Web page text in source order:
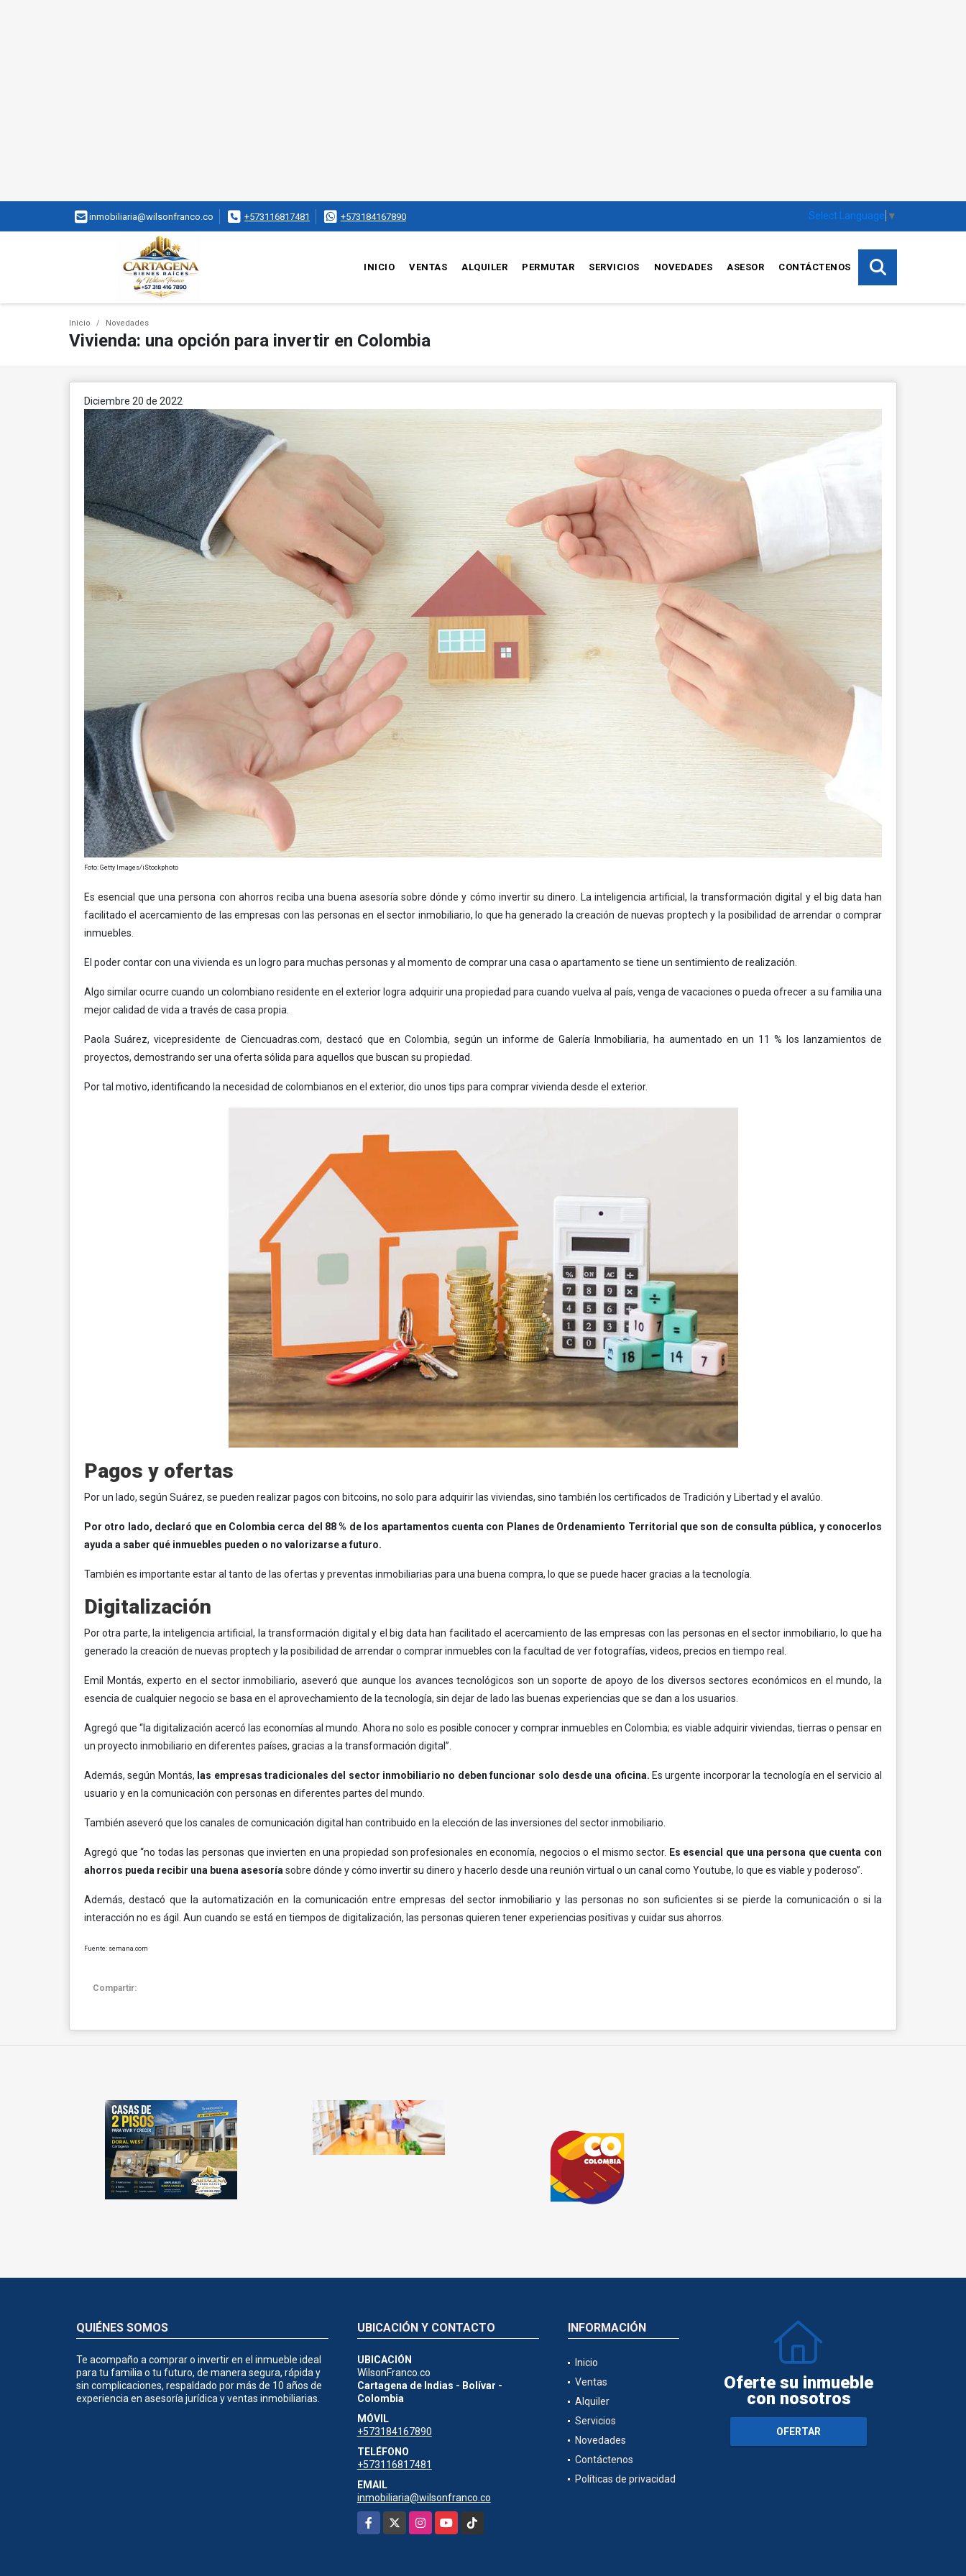
inmobiliaria@wilsonfranco.co +573116817481 +573184167890 Select Language ▼
INICIO VENTAS ALQUILER PERMUTAR SERVICIOS NOVEDADES ASESOR CONTÁCTENOS
Inicio Novedades
Vivienda: una opción para invertir en Colombia
Diciembre 20 de 2022
Foto: Getty Images/iStockphoto
Es esencial que una persona con ahorros reciba una buena asesoría sobre dónde y cómo invertir su dinero. La inteligencia artificial, la transformación digital y el big data han
facilitado el acercamiento de las empresas con las personas en el sector inmobiliario, lo que ha generado la creación de nuevas proptech y la posibilidad de arrendar o comprar
inmuebles.
El poder contar con una vivienda es un logro para muchas personas y al momento de comprar una casa o apartamento se tiene un sentimiento de realización.
Algo similar ocurre cuando un colombiano residente en el exterior logra adquirir una propiedad para cuando vuelva al país, venga de vacaciones o pueda ofrecer a su familia una
mejor calidad de vida a través de casa propia.
Paola Suárez, vicepresidente de Ciencuadras.com, destacó que en Colombia, según un informe de Galería Inmobiliaria, ha aumentado en un 11 % los lanzamientos de
proyectos, demostrando ser una oferta sólida para aquellos que buscan su propiedad.
Por tal motivo, identificando la necesidad de colombianos en el exterior, dio unos tips para comprar vivienda desde el exterior.
Pagos y ofertas
Por un lado, según Suárez, se pueden realizar pagos con bitcoins, no solo para adquirir las viviendas, sino también los certificados de Tradición y Libertad y el avalúo.
Por otro lado, declaró que en Colombia cerca del 88 % de los apartamentos cuenta con Planes de Ordenamiento Territorial que son de consulta pública, y conocerlos
ayuda a saber qué inmuebles pueden o no valorizarse a futuro.
También es importante estar al tanto de las ofertas y preventas inmobiliarias para una buena compra, lo que se puede hacer gracias a la tecnología.
Digitalización
Por otra parte, la inteligencia artificial, la transformación digital y el big data han facilitado el acercamiento de las empresas con las personas en el sector inmobiliario, lo que ha
generado la creación de nuevas proptech y la posibilidad de arrendar o comprar inmuebles con la facultad de ver fotografías, videos, precios en tiempo real.
Emil Montás, experto en el sector inmobiliario, aseveró que aunque los avances tecnológicos son un soporte de apoyo de los diversos sectores económicos en el mundo, la
esencia de cualquier negocio se basa en el aprovechamiento de la tecnología, sin dejar de lado las buenas experiencias que se dan a los usuarios.
Agregó que “la digitalización acercó las economías al mundo. Ahora no solo es posible conocer y comprar inmuebles en Colombia; es viable adquirir viviendas, tierras o pensar en
un proyecto inmobiliario en diferentes países, gracias a la transformación digital”.
Además, según Montás, las empresas tradicionales del sector inmobiliario no deben funcionar solo desde una oficina. Es urgente incorporar la tecnología en el servicio al
usuario y en la comunicación con personas en diferentes partes del mundo.
También aseveró que los canales de comunicación digital han contribuido en la elección de las inversiones del sector inmobiliario.
Agregó que “no todas las personas que invierten en una propiedad son profesionales en economía, negocios o el mismo sector. Es esencial que una persona que cuenta con
ahorros pueda recibir una buena asesoríasobre dónde y cómo invertir su dinero y hacerlo desde una reunión virtual o un canal como Youtube, lo que es viable y poderoso”.
Además, destacó que la automatización en la comunicación entre empresas del sector inmobiliario y las personas no son suficientes si se pierde la comunicación o si la
interacción no es ágil. Aun cuando se está en tiempos de digitalización, las personas quieren tener experiencias positivas y cuidar sus ahorros.
Fuente: semana.com
Compartir:
QUIÉNES SOMOS
Te acompaño a comprar o invertir en el inmueble ideal
para tu familia o tu futuro, de manera segura, rápida y
sin complicaciones, respaldado por más de 10 años de
experiencia en asesoría jurídica y ventas inmobiliarias.
UBICACIÓN Y CONTACTO
UBICACIÓN
WilsonFranco.co
Cartagena de Indias - Bolívar -
Colombia
MÓVIL
+573184167890
TELÉFONO
+573116817481
EMAIL
inmobiliaria@wilsonfranco.co
Facebook
InstagramYouTubeTikTok
INFORMACIÓN
Inicio
Ventas
Alquiler
Servicios
Novedades
Contáctenos
Políticas de privacidad
Oferte su inmueble
con nosotros
OFERTAR